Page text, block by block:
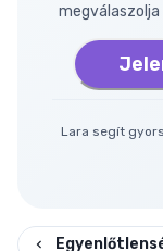
Lara segít